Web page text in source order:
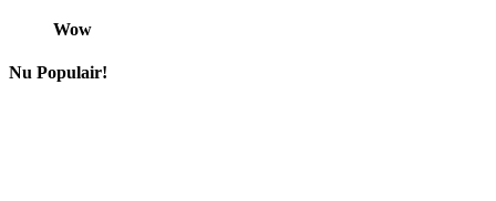
Wow
Nu Populair!